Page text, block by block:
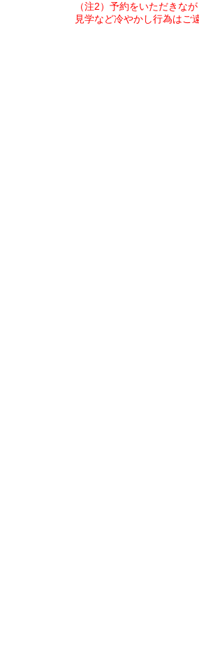
（注2）予約をいただきな
見学など冷やかし行為はご